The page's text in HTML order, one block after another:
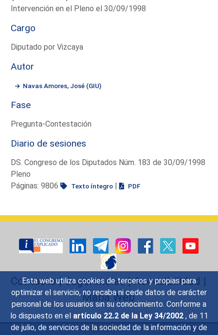
Esta web utiliza cookies de terceros y propias para
optimizar el servicio, no recaba ni cede datos de carácter
personal de los usuarios sin su conocimiento. Conforme a
lo dispuesto en el artículo 22.2 de la Ley 34/2002 , de 11
de julio, de servicios de la sociedad de la información y de
Intervención en el Pleno el 30/09/1998
Cargo
Diputado por Vizcaya
Autor
Navas Amores, José (GIU)
Fase
Pregunta-Contestación
Diario de sesiones
DS. Congreso de los Diputados Núm. 183 de 30/09/1998
Pleno
Páginas: 9806
Texto íntegro | PDF
Contacto|Sugerencias|Accesibilidad |
Mapa Web